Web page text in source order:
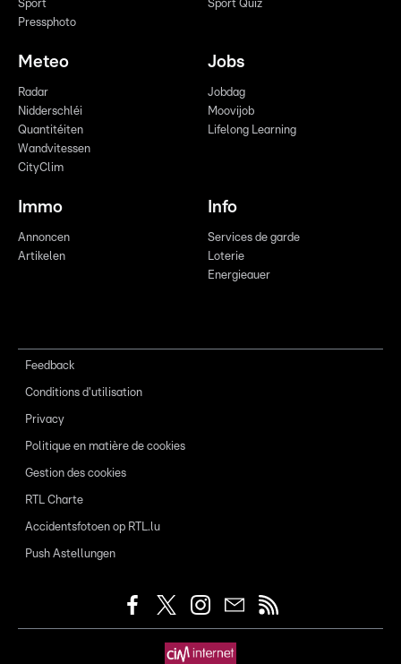
Sport
Pressphoto
Sport Quiz
Meteo
Radar
Nidderschléi
Quantitéiten
Wandvitessen
CityClim
Jobs
Jobdag
Moovijob
Lifelong Learning
Immo
Annoncen
Artikelen
Info
Services de garde
Loterie
Energieauer
Feedback
Conditions d'utilisation
Privacy
Politique en matière de cookies
Gestion des cookies
RTL Charte
Accidentsfotoen op RTL.lu
Push Astellungen